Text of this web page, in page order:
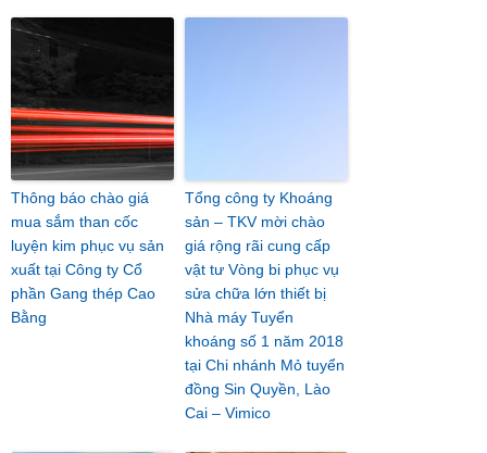
Thông báo chào giá
mua sắm than cốc
luyện kim phục vụ sản
xuất tại Công ty Cổ
phần Gang thép Cao
Bằng
Tổng công ty Khoáng
sản – TKV mời chào
giá rộng rãi cung cấp
vật tư Vòng bi phục vụ
sửa chữa lớn thiết bị
Nhà máy Tuyển
khoáng số 1 năm 2018
tại Chi nhánh Mỏ tuyển
đồng Sin Quyền, Lào
Cai – Vimico